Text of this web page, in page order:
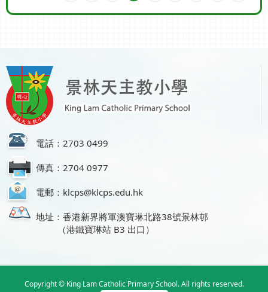
電話：2703 0499
傳真：2704 0977
電郵：klcps@klcps.edu.hk
地址：香港新界將軍澳寶琳北路38號景林邨
（港鐵寶琳站 B3 出口）
Copyright © King Lam Catholic Primary School. All rights reserved.